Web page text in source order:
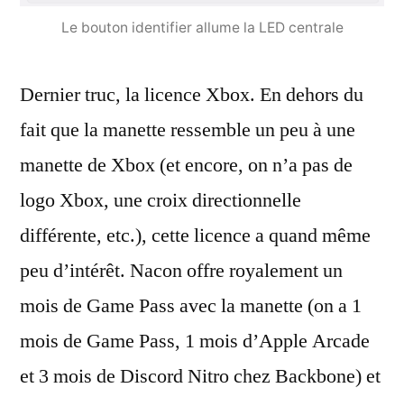
Le bouton identifier allume la LED centrale
Dernier truc, la licence Xbox. En dehors du
fait que la manette ressemble un peu à une
manette de Xbox (et encore, on n’a pas de
logo Xbox, une croix directionnelle
différente, etc.), cette licence a quand même
peu d’intérêt. Nacon offre royalement un
mois de Game Pass avec la manette (on a 1
mois de Game Pass, 1 mois d’Apple Arcade
et 3 mois de Discord Nitro chez Backbone) et